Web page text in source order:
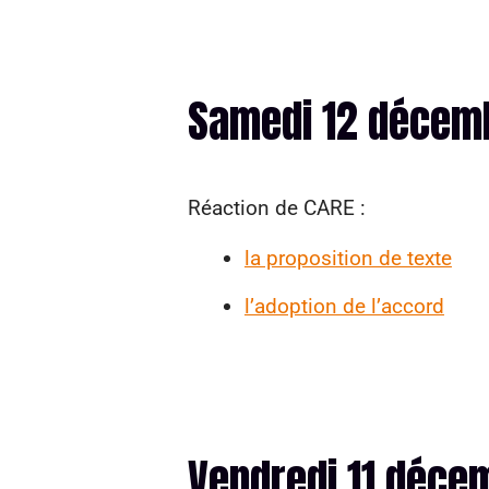
Samedi 12
Réaction de CARE :
la proposition de texte
l’adoption de l’accord